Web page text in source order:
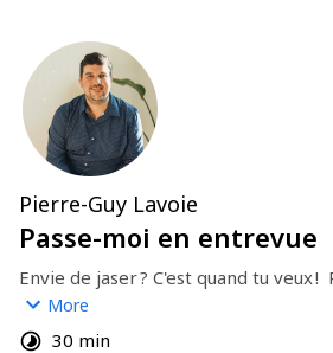
Pierre-Guy Lavoie
Passe-moi en entrevue
Envie de jaser ? C'est quand tu veux
à même mon agenda, pose-moi
More
30 min